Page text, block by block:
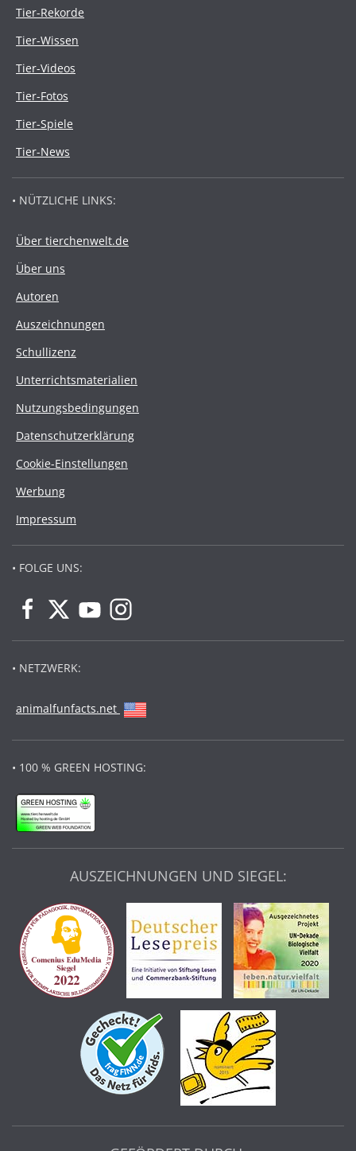
Tier-Rekorde
Tier-Wissen
Tier-Videos
Tier-Fotos
Tier-Spiele
Tier-News
• NÜTZLICHE LINKS:
Über tierchenwelt.de
Über uns
Autoren
Auszeichnungen
Schullizenz
Unterrichtsmaterialien
Nutzungsbedingungen
Datenschutzerklärung
Cookie-Einstellungen
Werbung
Impressum
• FOLGE UNS:
• NETZWERK:
animalfunfacts.net
• 100 % GREEN HOSTING:
AUSZEICHNUNGEN UND SIEGEL: